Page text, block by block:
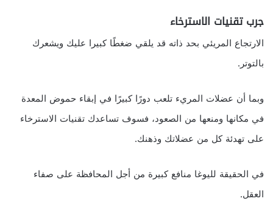
جرب تقنيات الاسترخاء
الارتجاع المريئي بحد ذاته قد يلقي ضغطًا كبيرا عليك ويشعرك
بالتوتر.
وبما أن عضلات المريء تلعب دورًا كبيرًا في إبقاء حموض المعدة
في مكانها ومنعها من الصعود، فسوف تساعدك تقنيات الاسترخاء
على تهدئة كل من عضلاتك وذهنك.
في الحقيقة لليوغا منافع كبيرة من أجل المحافظة على صفاء
العقل.